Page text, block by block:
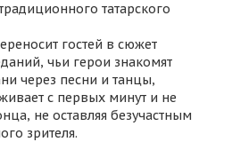
татарского
гостей в сюжет
чьи герои знакомят
через песни и танцы,
с первых минут и не
не оставляя безучастным
зрителя.